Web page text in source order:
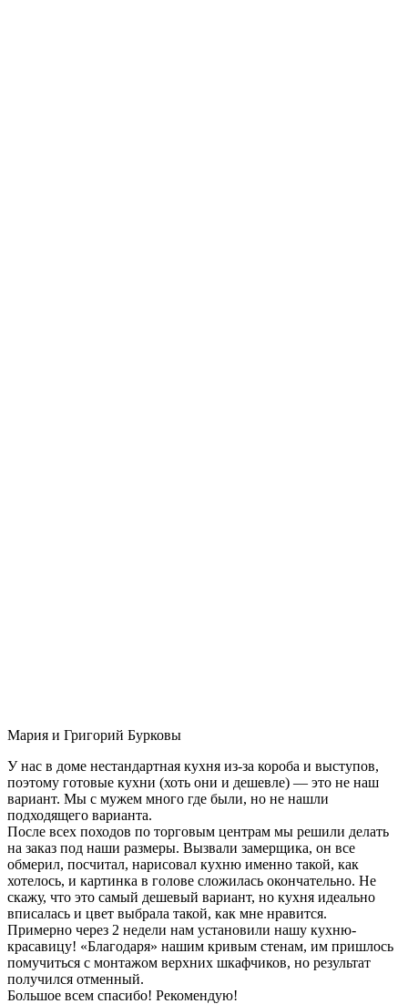
Мария и Григорий Бурковы
У нас в доме нестандартная кухня из-за короба и выступов,
поэтому готовые кухни (хоть они и дешевле) — это не наш
вариант. Мы с мужем много где были, но не нашли
подходящего варианта.
После всех походов по торговым центрам мы решили делать
на заказ под наши размеры. Вызвали замерщика, он все
обмерил, посчитал, нарисовал кухню именно такой, как
хотелось, и картинка в голове сложилась окончательно. Не
скажу, что это самый дешевый вариант, но кухня идеально
вписалась и цвет выбрала такой, как мне нравится.
Примерно через 2 недели нам установили нашу кухню-
красавицу! «Благодаря» нашим кривым стенам, им пришлось
помучиться с монтажом верхних шкафчиков, но результат
получился отменный.
Большое всем спасибо! Рекомендую!